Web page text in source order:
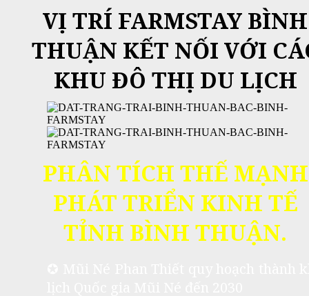
VỊ TRÍ FARMSTAY BÌNH
THUẬN KẾT NỐI VỚI
KHU ĐÔ THỊ DU LỊCH
PHÂN TÍCH THẾ MẠNH
PHÁT TRIỂN KINH TẾ
TỈNH BÌNH THUẬN.